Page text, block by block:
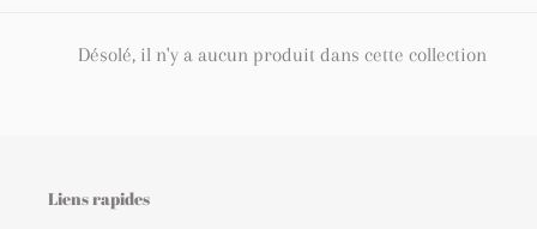
Désolé, il n'y a aucun produit dans cette collection
Liens rapides